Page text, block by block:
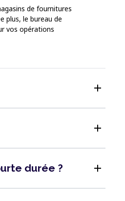
de fournitures
plus, le bureau de
vos opérations
add
add
durée ? add